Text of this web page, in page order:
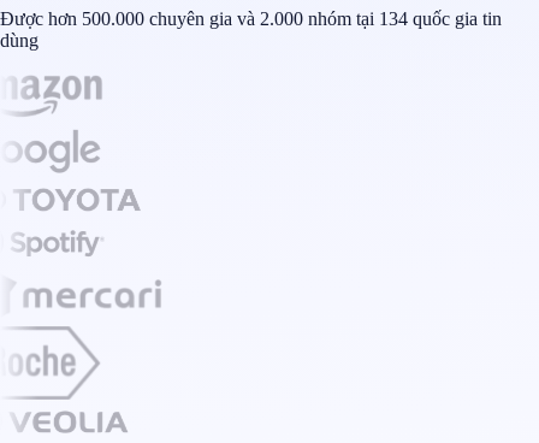
Được hơn 500.000 chuyên gia và 2.000 nhóm tại 134 quốc gia tin
dùng